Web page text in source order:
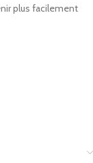
plus facilement